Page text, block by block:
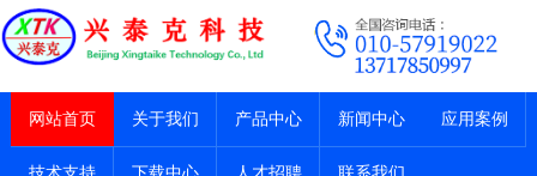
网站首页 关于我们 产品中心 新闻中心 应用案例